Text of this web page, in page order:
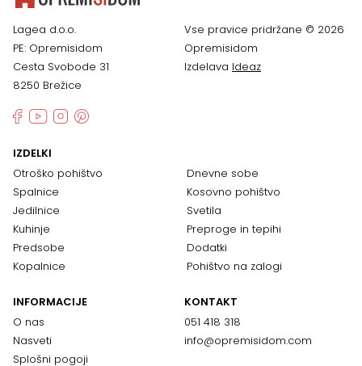
Lagea d.o.o.
PE: Opremisidom
Cesta Svobode 31
8250 Brežice
Vse pravice pridržane © 2026
Opremisidom
Izdelava Ideaz
IZDELKI
Otroško pohištvo
Spalnice
Jedilnice
Kuhinje
Predsobe
Kopalnice
Dnevne sobe
Kosovno pohištvo
Svetila
Preproge in tepihi
Dodatki
Pohištvo na zalogi
INFORMACIJE
O nas
Nasveti
Splošni pogoji
KONTAKT
051 418 318
info@opremisidom.com